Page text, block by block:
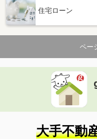
住 所
専有面積
間取り
岩手県盛岡市津志田西２
価 格
住 所
専有面積
間取り
1K
住宅ローン
ペー
大手不動